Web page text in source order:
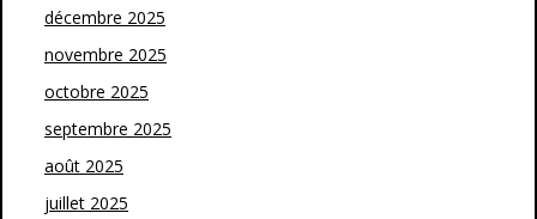
décembre 2025
novembre 2025
octobre 2025
septembre 2025
août 2025
juillet 2025